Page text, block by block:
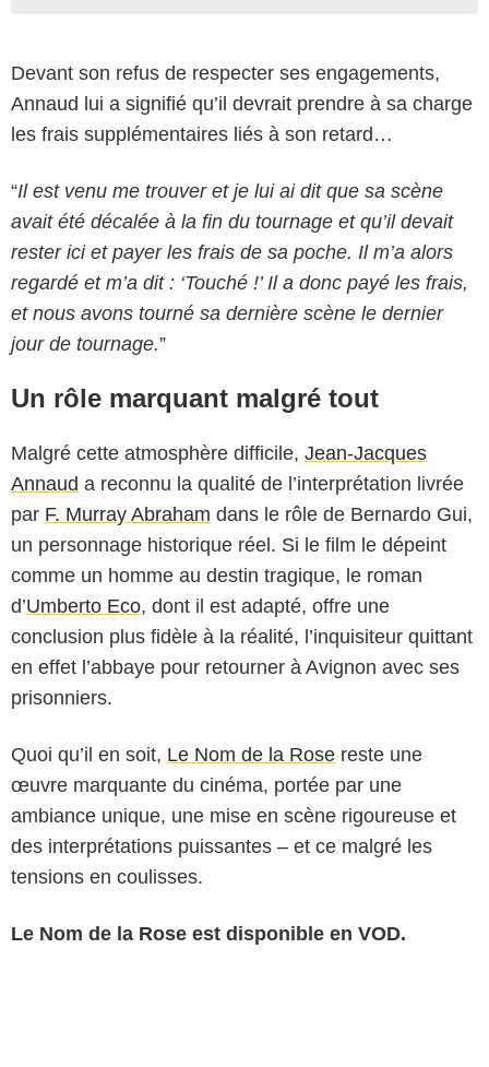
Devant son refus de respecter ses engagements,
Annaud lui a signifié qu’il devrait prendre à sa charge
les frais supplémentaires liés à son retard…
“Il est venu me trouver et je lui ai dit que sa scène
avait été décalée à la fin du tournage et qu’il devait
rester ici et payer les frais de sa poche. Il m’a alors
regardé et m’a dit : ‘Touché !’ Il a donc payé les frais,
et nous avons tourné sa dernière scène le dernier
jour de tournage.”
Un rôle marquant malgré tout
Malgré cette atmosphère difficile, Jean-Jacques
Annaud a reconnu la qualité de l’interprétation livrée
par F. Murray Abraham dans le rôle de Bernardo Gui,
un personnage historique réel. Si le film le dépeint
comme un homme au destin tragique, le roman
d’Umberto Eco, dont il est adapté, offre une
conclusion plus fidèle à la réalité, l’inquisiteur quittant
en effet l’abbaye pour retourner à Avignon avec ses
prisonniers.
Quoi qu’il en soit, Le Nom de la Rose reste une
œuvre marquante du cinéma, portée par une
ambiance unique, une mise en scène rigoureuse et
des interprétations puissantes – et ce malgré les
tensions en coulisses.
Le Nom de la Rose est disponible en VOD.